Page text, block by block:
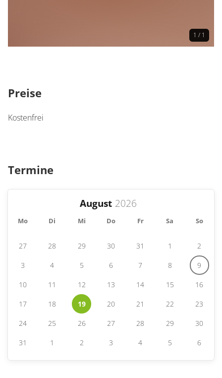
Tel.: 06861 / 85-391 oder E-Mail:
1 / 1
Preise
Kostenfrei
Termine
August
Mo Di Mi Do Fr Sa So
27 28 29 30 31 1 2
3 4 5 6 7 8 9
10 11 12 13 14 15 16
17 18 19 20 21 22 23
24 25 26 27 28 29 30
31 1 2 3 4 5 6